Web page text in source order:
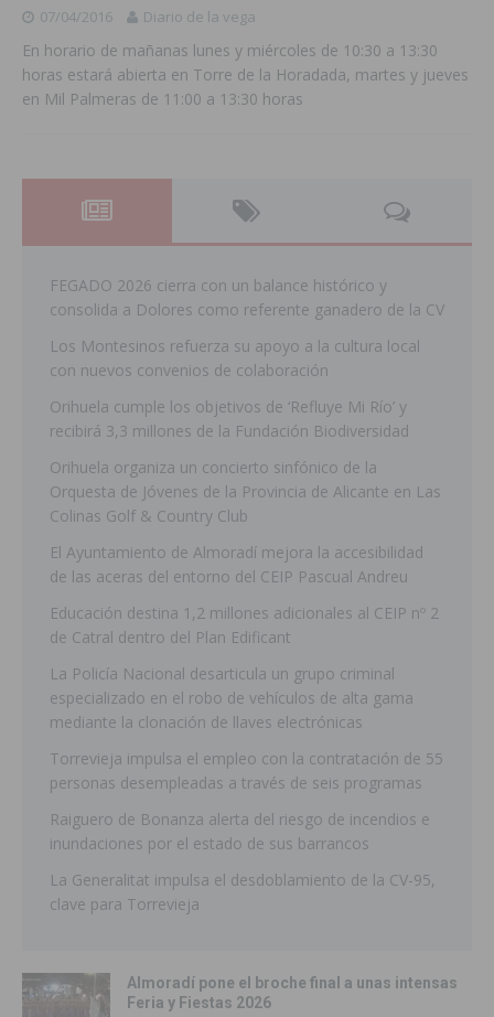
07/04/2016 Diario de la vega
En horario de mañanas lunes y miércoles de 10:30 a 13:30
horas estará abierta en Torre de la Horadada, martes y jueves
en Mil Palmeras de 11:00 a 13:30 horas
FEGADO 2026 cierra con un balance histórico y
consolida a Dolores como referente ganadero de la CV
Los Montesinos refuerza su apoyo a la cultura local
con nuevos convenios de colaboración
Orihuela cumple los objetivos de ‘Refluye Mi Río’ y
recibirá 3,3 millones de la Fundación Biodiversidad
Orihuela organiza un concierto sinfónico de la
Orquesta de Jóvenes de la Provincia de Alicante en Las
Colinas Golf & Country Club
El Ayuntamiento de Almoradí mejora la accesibilidad
de las aceras del entorno del CEIP Pascual Andreu
Educación destina 1,2 millones adicionales al CEIP nº 2
de Catral dentro del Plan Edificant
La Policía Nacional desarticula un grupo criminal
especializado en el robo de vehículos de alta gama
mediante la clonación de llaves electrónicas
Torrevieja impulsa el empleo con la contratación de 55
personas desempleadas a través de seis programas
Raiguero de Bonanza alerta del riesgo de incendios e
inundaciones por el estado de sus barrancos
La Generalitat impulsa el desdoblamiento de la CV-95,
clave para Torrevieja
Almoradí pone el broche final a unas intensas
Feria y Fiestas 2026